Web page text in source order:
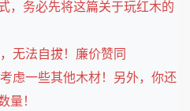
，务必先将这篇关于玩红木的
无法自拔！廉价赞同
虑一些其他木材！另外，你还
！